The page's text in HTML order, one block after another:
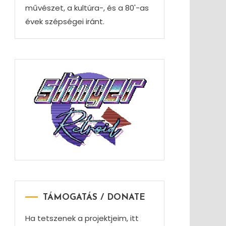
művészet, a kultúra-, és a 80'-as
évek szépségei iránt.
TÁMOGATÁS / DONATE
Ha tetszenek a projektjeim, itt